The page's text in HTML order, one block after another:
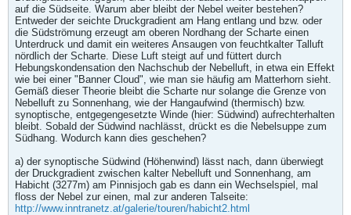
auf die Südseite. Warum aber bleibt der Nebel weiter bestehen?
Entweder der seichte Druckgradient am Hang entlang und bzw. oder
die Südströmung erzeugt am oberen Nordhang der Scharte einen
Unterdruck und damit ein weiteres Ansaugen von feuchtkalter Talluft
nördlich der Scharte. Diese Luft steigt auf und füttert durch
Hebungskondensation den Nachschub der Nebelluft, in etwa ein Effekt
wie bei einer "Banner Cloud", wie man sie häufig am Matterhorn sieht.
Gemäß dieser Theorie bleibt die Scharte nur solange die Grenze von
Nebelluft zu Sonnenhang, wie der Hangaufwind (thermisch) bzw.
synoptische, entgegengesetzte Winde (hier: Südwind) aufrechterhalten
bleibt. Sobald der Südwind nachlässt, drückt es die Nebelsuppe zum
Südhang. Wodurch kann dies geschehen?
a) der synoptische Südwind (Höhenwind) lässt nach, dann überwiegt
der Druckgradient zwischen kalter Nebelluft und Sonnenhang, am
Habicht (3277m) am Pinnisjoch gab es dann ein Wechselspiel, mal
floss der Nebel zur einen, mal zur anderen Talseite:
http://www.inntranetz.at/galerie/touren/habicht2.html